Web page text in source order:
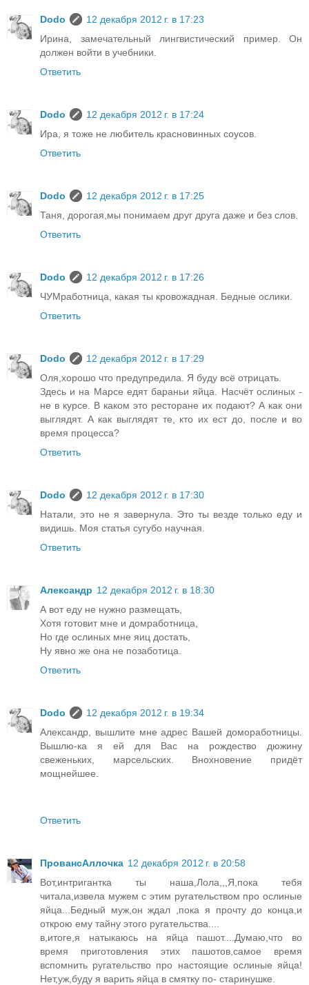
Dodo
12 декабря 2012 г. в 17:23
Ирина, замечательный лингвистический пример. Он
должен войти в учебники.
Ответить
Dodo
12 декабря 2012 г. в 17:24
Ира, я тоже не любитель красновинных соусов.
Ответить
Dodo
12 декабря 2012 г. в 17:25
Таня, дорогая,мы понимаем друг друга даже и без слов.
Ответить
Dodo
12 декабря 2012 г. в 17:26
ЧУМработница, какая ты кровожадная. Бедные ослики.
Ответить
Dodo
12 декабря 2012 г. в 17:29
Оля,хорошо что предупредила. Я буду всё отрицать.
Здесь и на Марсе едят бараньи яйца. Насчёт ослиных -
не в курсе. В каком это ресторане их подают? А как они
выглядят. А как выглядят те, кто их ест до, после и во
время процесса?
Ответить
Dodo
12 декабря 2012 г. в 17:30
Натали, это не я завернула. Это ты везде только еду и
видишь. Моя статья сугубо научная.
Ответить
Александр 12 декабря 2012 г. в 18:30
А вот еду не нужно размещать,
Хотя готовит мне и домработница,
Но где ослиных мне яиц достать,
Ну явно же она не позаботица.
Ответить
Dodo
12 декабря 2012 г. в 19:34
Александр, вышлите мне адрес Вашей домоработницы.
Вышлю-ка я ей для Вас на рождество дюжину
свеженьких, марсельских. Внохновение придёт
мощнейшее.
Ответить
ПровансАллочка 12 декабря 2012 г. в 20:58
Вот,интригантка ты наша,Лола,,,Я,пока тебя
читала,извела мужем с этим ругательством про ослиные
яйца...Бедный муж,он ждал ,пока я прочту до конца,и
открою ему тайну этого ругательства....
в,итоге,я натыкаюсь на яйца пашот....Думаю,что во
время приготовления этих пашотов,самое время
вспомнить ругательство про настоящие ослиные яйца!
Нет,уж,буду я варить яйца в смятку по- старинушке.